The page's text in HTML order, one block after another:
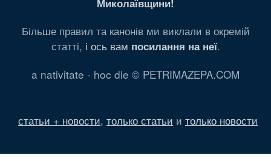
Більше правил та канонів ми виклали в окремій
статті, і ось вам посилання на неї.
a nativitate - hoc die © PETRIMAZEPA.COM
статьи + новости, только статьи и только новости